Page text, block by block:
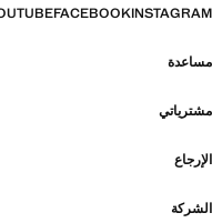
INSTAGRAM
FACEBOOK
مساعدة
مشترياتي
الإرجاع
الشركة